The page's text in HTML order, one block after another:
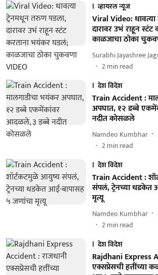
व्हायरल न्यूज
Viral Video:
दारावर उभं राहून
काळजाचा ठोका
Surabhi Jayashree
2min read
देश विदेश
Train Accident :
अपघात, १२ डब्बे
नदीत कोसळले
Namdeo Kumbhar
2min read
देश विदेश
Train Accident :
संपलं, ट्रेनच्या धडकेत
मृत्यू
Namdeo Kumbhar
2min read
देश विदेश
Rajdhani Express
एक्सप्रेसची हत्तींच्या